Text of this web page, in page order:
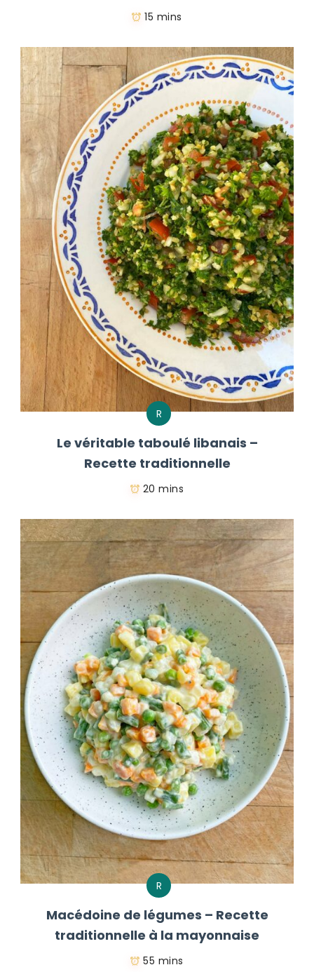
15 mins
R
Le véritable taboulé libanais –
Recette traditionnelle
20 mins
R
Macédoine de légumes – Recette
traditionnelle à la mayonnaise
55 mins